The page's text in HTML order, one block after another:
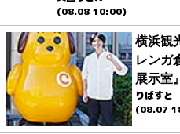
(08.08 10:00)
横浜観
レンガ
展示室
りばすと
(08.07